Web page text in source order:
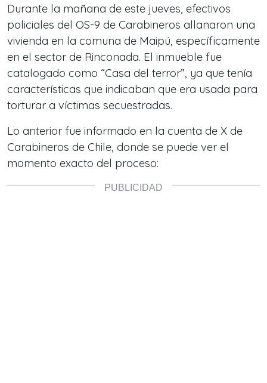
Durante la mañana de este jueves, efectivos
policiales del OS-9 de Carabineros allanaron una
vivienda en la comuna de Maipú, específicamente
en el sector de Rinconada. El inmueble fue
catalogado como “Casa del terror”, ya que tenía
características que indicaban que era usada para
torturar a víctimas secuestradas.
Lo anterior fue informado en la cuenta de X de
Carabineros de Chile, donde se puede ver el
momento exacto del proceso: